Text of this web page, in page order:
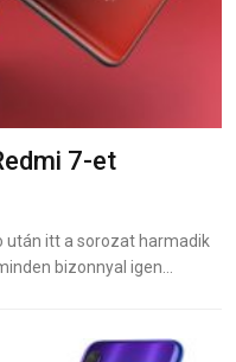
7-et
után itt a sorozat harmadik
bizonnyal igen…